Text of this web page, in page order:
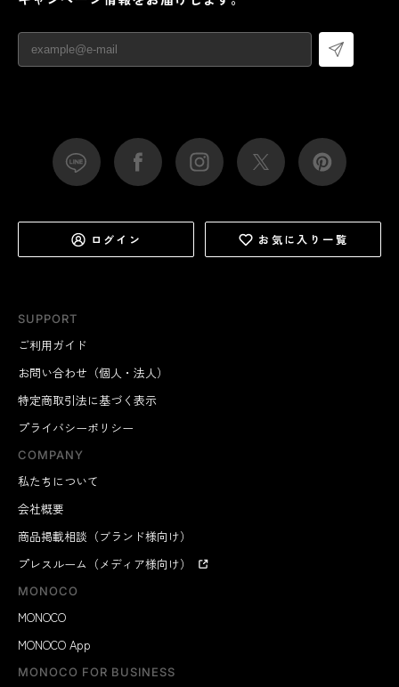
SUPPORT
ご利用ガイド
お問い合わせ（個人・法人）
特定商取引法に基づく表示
プライバシーポリシー
COMPANY
私たちについて
会社概要
商品掲載相談（ブランド様向け）
プレスルーム（メディア様向け）
MONOCO
MONOCO
MONOCO App
MONOCO FOR BUSINESS
ログイン お気に入り一覧